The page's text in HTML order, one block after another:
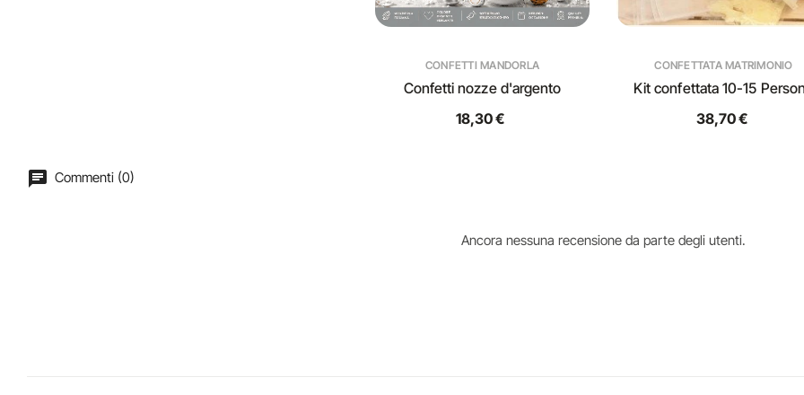
CONFETTI MANDORLA
Confetti nozze d'argento
18,30 €
CONFETTATA MATRIMONIO
Kit confettata 10-15
38,70 €
Commenti (0)
Ancora nessuna recensione da parte degli utenti.